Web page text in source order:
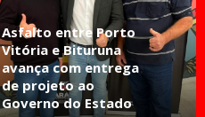
Asfalto entre Porto
Vitória e Bituruna
avança com entrega
de projeto ao
Governo do Estado